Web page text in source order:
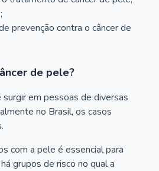
prevenção contra o câncer de
de pele?
em pessoas de diversas
no Brasil, os casos
com a pele é essencial para
grupos de risco no qual a